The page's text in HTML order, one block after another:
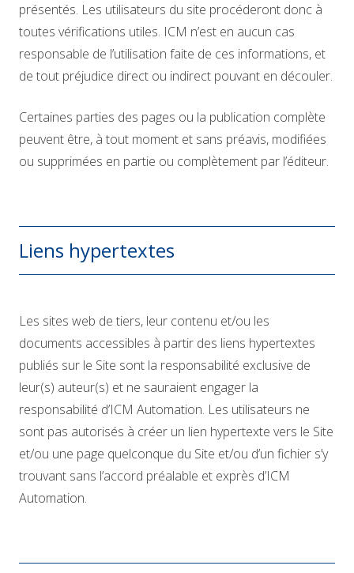
présentés. Les utilisateurs du site procéderont donc à
toutes vérifications utiles. ICM n’est en aucun cas
responsable de l’utilisation faite de ces informations, et
de tout préjudice direct ou indirect pouvant en découler.
Certaines parties des pages ou la publication complète
peuvent être, à tout moment et sans préavis, modifiées
ou supprimées en partie ou complètement par l’éditeur.
Liens hypertextes
Les sites web de tiers, leur contenu et/ou les
documents accessibles à partir des liens hypertextes
publiés sur le Site sont la responsabilité exclusive de
leur(s) auteur(s) et ne sauraient engager la
responsabilité d’ICM Automation. Les utilisateurs ne
sont pas autorisés à créer un lien hypertexte vers le Site
et/ou une page quelconque du Site et/ou d’un fichier s’y
trouvant sans l’accord préalable et exprès d’ICM
Automation.